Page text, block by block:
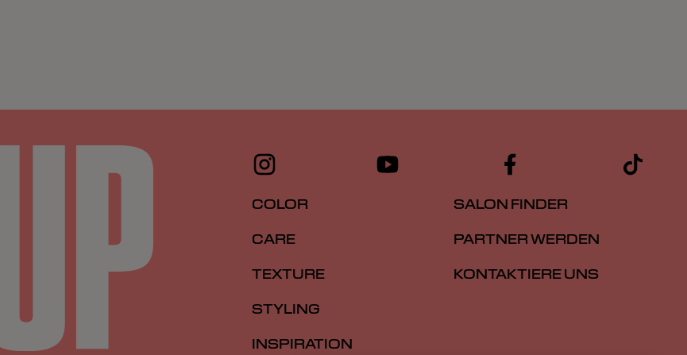
COLOR
CARE
TEXTURE
STYLING
INSPIRATION
SALON FINDER
PARTNER WERDEN
KONTAKTIERE UNS